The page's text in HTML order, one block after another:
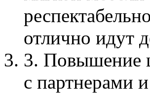
отлично идут
3. Повышение
с партнерами